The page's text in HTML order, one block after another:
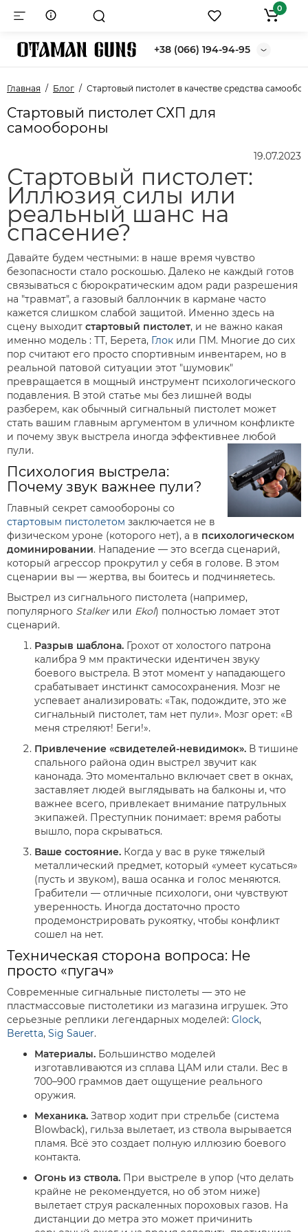
+38 (066) 194-94-95
0
Главная Блог Стартовый пистолет в качестве средства
Стартовый пистолет СХП для
самообороны
19.07.2023
Стартовый пистолет:
Иллюзия силы или
реальный шанс на
спасение?
Давайте будем честными: в наше время чувство
безопасности стало роскошью. Далеко не каждый готов
связываться с бюрократическим адом ради разрешения
на "травмат", а газовый баллончик в кармане часто
кажется слишком слабой защитой. Именно здесь на
сцену выходит стартовый пистолет, и не важно какая
именно модель : ТТ, Берета, Глок или ПМ. Многие до сих
пор считают его просто спортивным инвентарем, но в
реальной патовой ситуации этот "шумовик"
превращается в мощный инструмент психологического
подавления. В этой статье мы без лишней воды
разберем, как обычный сигнальный пистолет может
стать вашим главным аргументом в уличном конфликте
и почему звук выстрела иногда эффективнее любой
пули.
Психология выстрела:
Почему звук важнее пули?
Главный секрет самообороны со
стартовым пистолетом заключается не в
физическом уроне (которого нет), а в психологическом
доминировании. Нападение — это всегда сценарий,
который агрессор прокрутил у себя в голове. В этом
сценарии вы — жертва, вы боитесь и подчиняетесь.
Выстрел из сигнального пистолета (например,
популярного Stalkerили Ekol) полностью ломает этот
сценарий.
Разрыв шаблона. Грохот от холостого патрона
калибра 9 мм практически идентичен звуку
боевого выстрела. В этот момент у нападающего
срабатывает инстинкт самосохранения. Мозг не
успевает анализировать: «Так, подождите, это же
сигнальный пистолет, там нет пули». Мозг орет: «В
меня стреляют! Беги!».
Привлечение «свидетелей-невидимок». В тишине
спального района один выстрел звучит как
канонада. Это моментально включает свет в окнах,
заставляет людей выглядывать на балконы и, что
важнее всего, привлекает внимание патрульных
экипажей. Преступник понимает: время работы
вышло, пора скрываться.
Ваше состояние. Когда у вас в руке тяжелый
металлический предмет, который «умеет кусаться»
(пусть и звуком), ваша осанка и голос меняются.
Грабители — отличные психологи, они чувствуют
уверенность. Иногда достаточно просто
продемонстрировать рукоятку, чтобы конфликт
сошел на нет.
Техническая сторона вопроса: Не
просто «пугач»
Современные сигнальные пистолеты — это не
пластмассовые пистолетики из магазина игрушек. Это
серьезные реплики легендарных моделей: Glock,
Beretta, Sig Sauer.
Материалы. Большинство моделей
изготавливаются из сплава ЦАМ или стали. Вес в
700–900 граммов дает ощущение реального
оружия.
Механика. Затвор ходит при стрельбе (система
Blowback), гильза вылетает, из ствола вырывается
пламя. Всё это создает полную иллюзию боевого
контакта.
Огонь из ствола. При выстреле в упор (что делать
крайне не рекомендуется, но об этом ниже)
вылетает струя раскаленных пороховых газов. На
дистанции до метра это может причинить